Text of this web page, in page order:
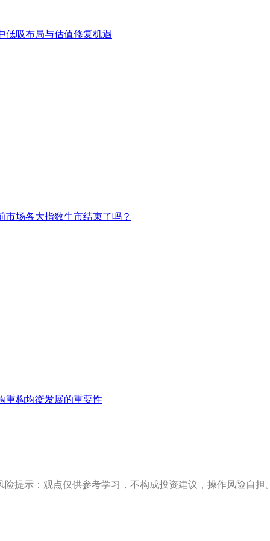
低吸布局与估值修复机遇
市场各大指数牛市结束了吗？
重构均衡发展的重要性
险提示：观点仅供参考学习，不构成投资建议，操作风险自担